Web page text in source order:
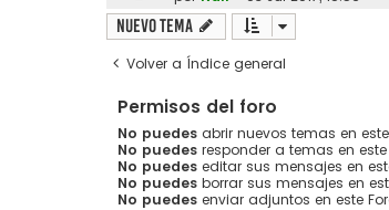
Nuevo Tema
Volver a Índice general
Permisos del foro
No puedes abrir nuevos temas en
No puedes responder a temas en este
No puedes editar sus mensajes en
No puedes borrar sus mensajes en
No puedes enviar adjuntos en este